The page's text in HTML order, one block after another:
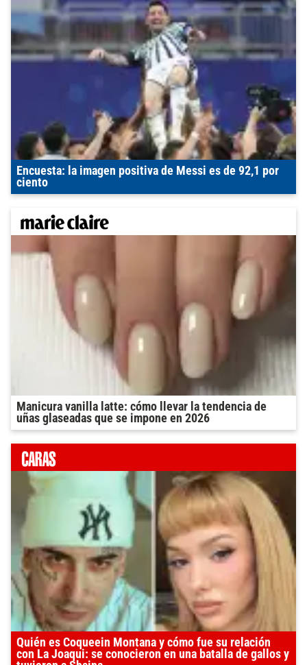
Encuesta: la imagen positiva de Messi es de 92,1 por
ciento
Manicura vanilla latte: cómo llevar la tendencia de
uñas glaseadas que se impone en 2026
Quién es Coqueein Montana y cómo fue su relación
con La Joaqui: se conocieron en una batalla de gallos y